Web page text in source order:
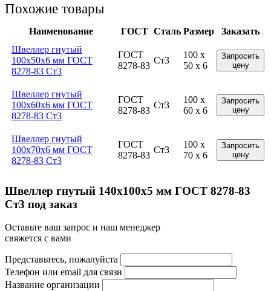
Похожие товары
Наименование ГОСТ Сталь Размер
Заказать
Швеллер гнутый
100x50x6 мм ГОСТ
8278-83 Ст3
ГОСТ
8278-83
Ст3
100 x
50 x 6
Запросить
цену
Швеллер гнутый
100x60x6 мм ГОСТ
8278-83 Ст3
ГОСТ
8278-83
Ст3
100 x
60 x 6
Запросить
цену
Швеллер гнутый
100x70x6 мм ГОСТ
8278-83 Ст3
ГОСТ
8278-83
Ст3
100 x
70 x 6
Запросить
цену
Швеллер гнутый 140x100x5 мм ГОСТ 8278-83
Ст3 под заказ
Оставьте ваш запрос и наш менеджер
свяжется с вами
Представьтесь, пожалуйста
Телефон или email для связи
Название организации